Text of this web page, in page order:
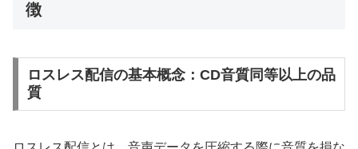
徴
ロスレス配信の基本概念：CD音質同等以上の品
質